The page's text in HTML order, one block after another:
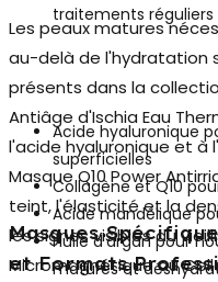
traitements réguliers
Les peaux matures
au-delà de l'hydratation
présents dans la
Antiâge d'Ischia Eau
l'acide hyaluronique et à
Masque Q10 Power
teint, l'élasticité et la
les signes visibles du
Micromagnétique au
Acide hyaluronique
superficielles
Collagène et Q10
Acide mandélique
Huile d'argan pour
matures et
Masques
et Formats